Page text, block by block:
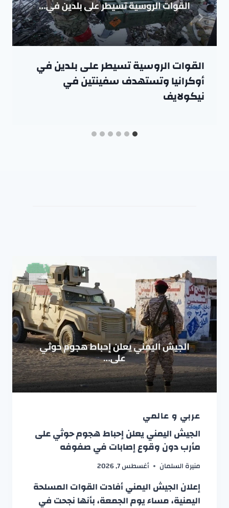
القوات الروسية تسيطر على بلدين في
أوكرانيا وتستهدف سفينتين في
نيكولايف
عربي و عالمي
الجيش اليمني يعلن إحباط هجوم حوثي على
مأرب دون وقوع إصابات في صفوفه
منيرة السلمان أغسطس 7, 2026
إعلان الجيش اليمني أفادت القوات المسلحة
اليمنية، مساء يوم الجمعة، بأنها نجحت في